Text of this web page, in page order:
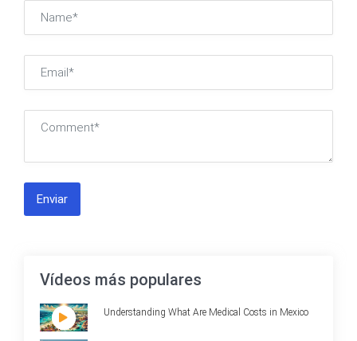
Enviar
Vídeos más populares
Understanding What Are Medical Costs in Mexico